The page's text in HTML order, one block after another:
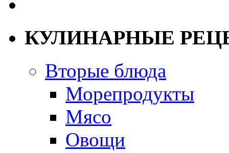
КУЛИНАРНЫЕ
Вторые блюда
Морепродукты
Мясо
Овощи